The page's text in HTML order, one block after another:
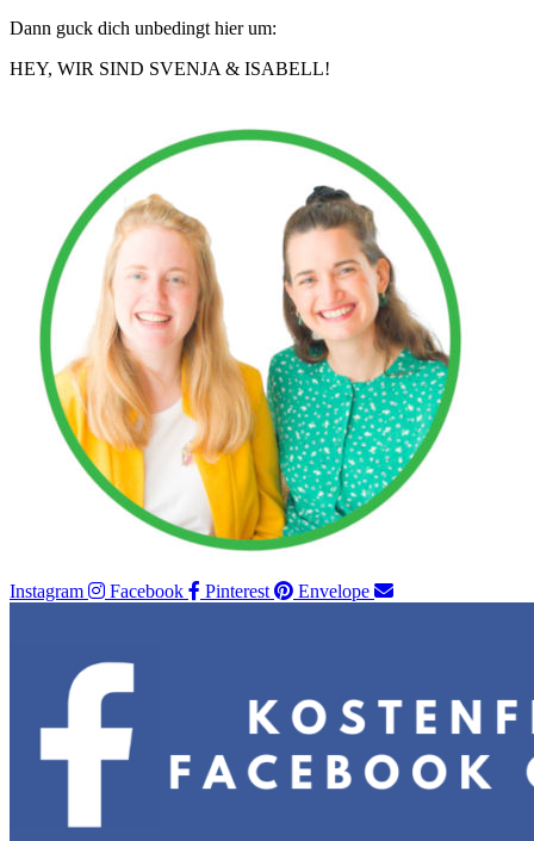
Dann guck dich unbedingt hier um:
HEY, WIR SIND SVENJA & ISABELL!​
Instagram Facebook Pinterest Envelope